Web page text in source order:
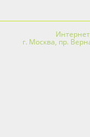
г. Москва, пр.